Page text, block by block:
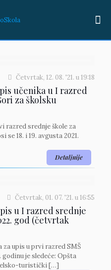
Četvrtak, 12. 08. '21. u19:18
učenika u I razred
za školsku
razred srednje škole za
se 18. i 19. avgusta 2021.
Detaljnije
Četvrtak, 01. 07. '21. u16:55
u I razred srednje
god (četvrtak
upis u prvi razred SMŠ
godinu je sledeće: Opšta
turistički[…]